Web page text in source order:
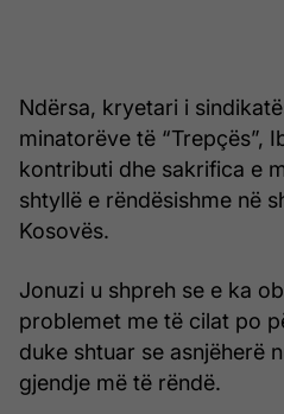
Ndërsa, kryetari i
minatorëve të “Trepçës”,
kontributi dhe sakrifica e
shtyllë e rëndësishme në
Kosovës.
Jonuzi u shpreh se e ka
problemet me të cilat po
duke shtuar se asnjëherë
gjendje më të rëndë.